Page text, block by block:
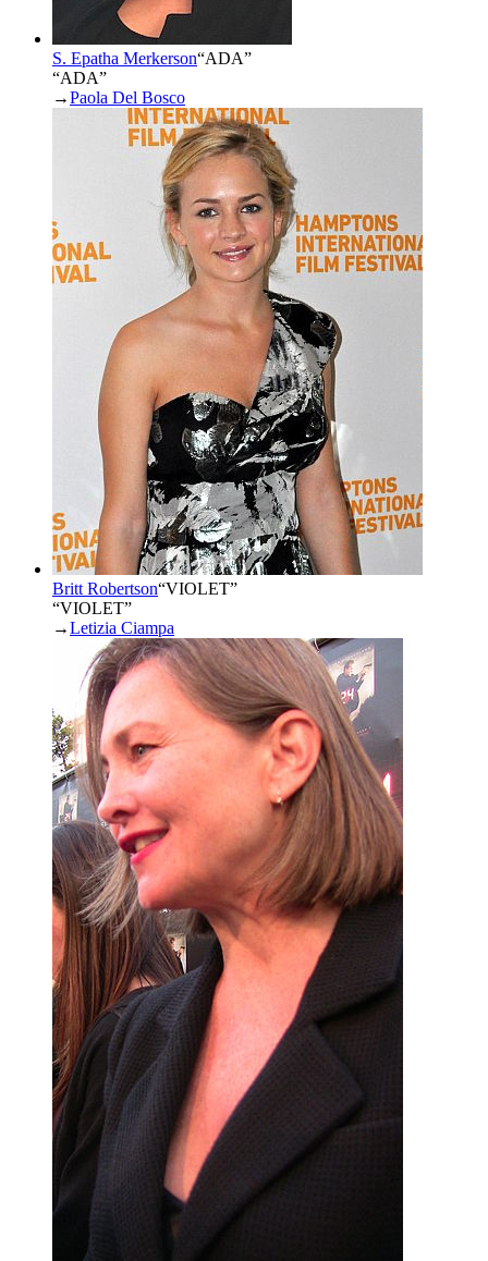
S. Epatha Merkerson“ADA”
“ADA”
→Paola Del Bosco
Britt Robertson“VIOLET”
“VIOLET”
→Letizia Ciampa